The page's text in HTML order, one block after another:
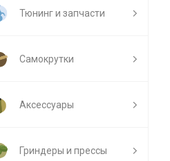
Тюнинг и запчасти
Самокрутки
Аксессуары
Гриндеры и прессы